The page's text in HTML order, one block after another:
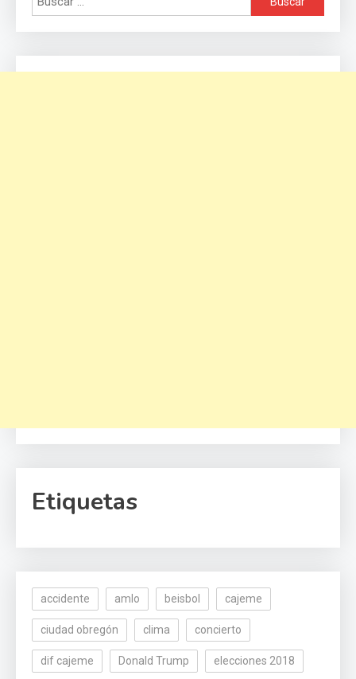
Etiquetas
accidente amlo beisbol cajeme
ciudad obregón clima concierto
dif cajeme Donald Trump elecciones 2018